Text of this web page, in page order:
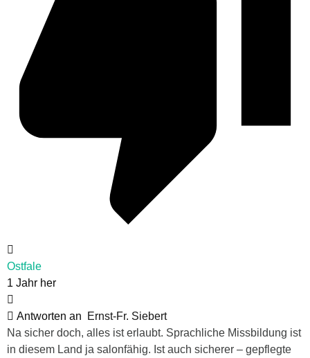
Ostfale
1 Jahr her
Antworten an
Ernst-Fr. Siebert
Na sicher doch, alles ist erlaubt. Sprachliche Missbildung ist
in diesem Land ja salonfähig. Ist auch sicherer – gepflegte